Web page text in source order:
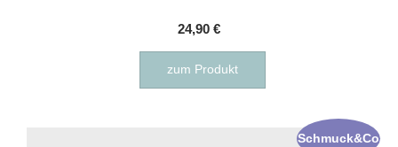
24,90 €
zum Produkt
Schmuck&Co